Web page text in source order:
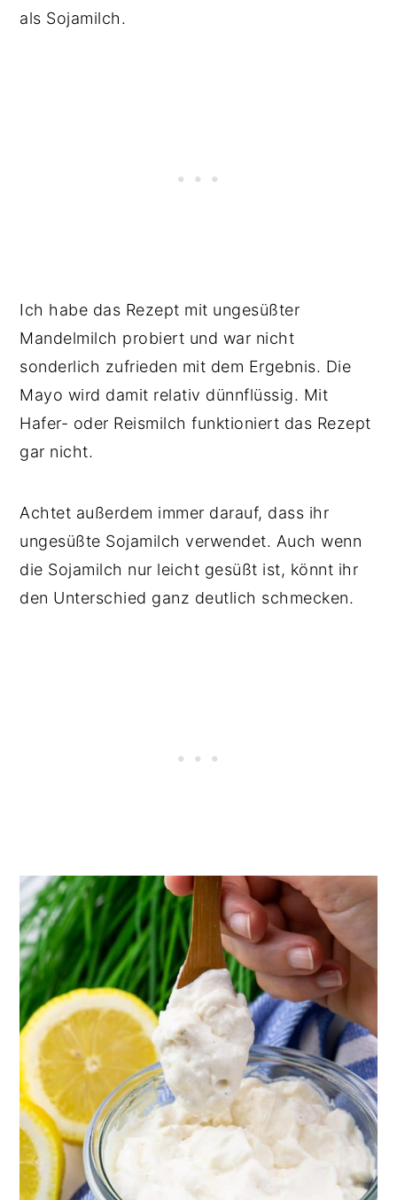
als Sojamilch.
Ich habe das Rezept mit ungesüßter
Mandelmilch probiert und war nicht
sonderlich zufrieden mit dem Ergebnis. Die
Mayo wird damit relativ dünnflüssig. Mit
Hafer- oder Reismilch funktioniert das Rezept
gar nicht.
Achtet außerdem immer darauf, dass ihr
ungesüßte Sojamilch verwendet. Auch wenn
die Sojamilch nur leicht gesüßt ist, könnt ihr
den Unterschied ganz deutlich schmecken.